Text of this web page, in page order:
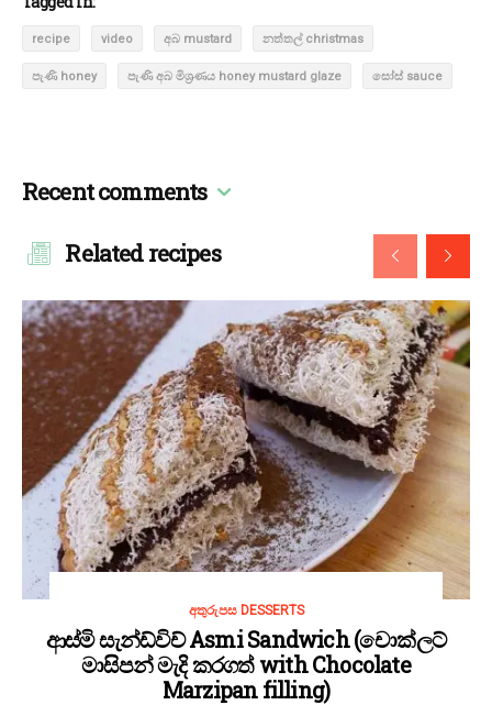
recipe video අබ mustard නත්තල් christmas
පැණි honey පැණි අබ මිශ්‍රණය honey mustard glaze සෝස් sauce
Recent comments
Related recipes
අතුරුපස DESSERTS
ආස්මි සැන්ඩ්විච් Asmi Sandwich (චොක්ලට්
මාසිපන් මැදි කරගත් with Chocolate
Marzipan filling)